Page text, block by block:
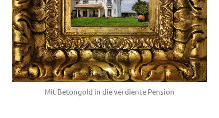
Mit Betongold in die verdiente Pension